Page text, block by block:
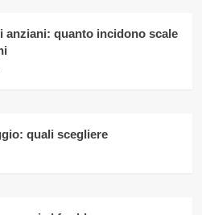
anziani: quanto incidono scale
quali scegliere